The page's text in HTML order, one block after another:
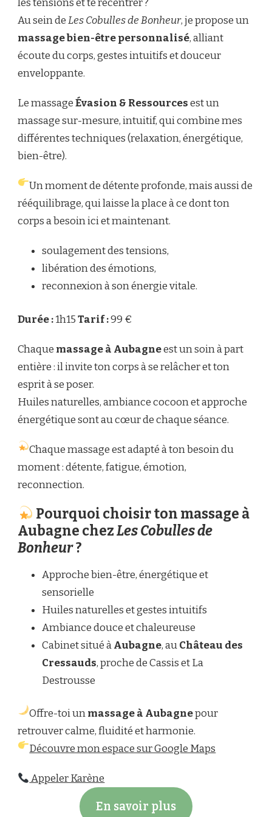
les tensions et te recentrer ?
Au sein deLes Cobulles de Bonheur, je propose un
massage bien-être personnalisé, alliant
écoute du corps, gestes intuitifs et douceur
enveloppante.
Le massageÉvasion & Ressourcesest un
massage sur-mesure, intuitif, qui combine mes
différentes techniques (relaxation, énergétique,
bien-être).
Un moment de détente profonde, mais aussi de
rééquilibrage, qui laisse la place à ce dont ton
corps a besoin ici et maintenant.
soulagement des tensions,
libération des émotions,
reconnexion à son énergie vitale.
Durée :1h15Tarif :99 €
Chaque massage à Aubagneest un soin à part
entière : il invite ton corps à se relâcher et ton
esprit à se poser.
Huiles naturelles, ambiance cocoon et approche
énergétique sont au cœur de chaque séance.
Chaque massage est adapté à ton besoin du
moment : détente, fatigue, émotion,
reconnection.
Pourquoi choisir ton massage à
Aubagne chezLes Cobulles de
Bonheur?
Approche bien-être, énergétique et
sensorielle
Huiles naturelles et gestes intuitifs
Ambiance douce et chaleureuse
Cabinet situé àAubagne, auChâteau des
Cressauds, proche de Cassis et La
Destrousse
Offre-toi unmassage à Aubagnepour
retrouver calme, fluidité et harmonie.
Découvre mon espace sur Google Maps
Appeler Karène
En savoir plus